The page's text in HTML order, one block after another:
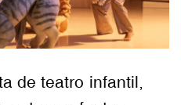
de teatro infantil,